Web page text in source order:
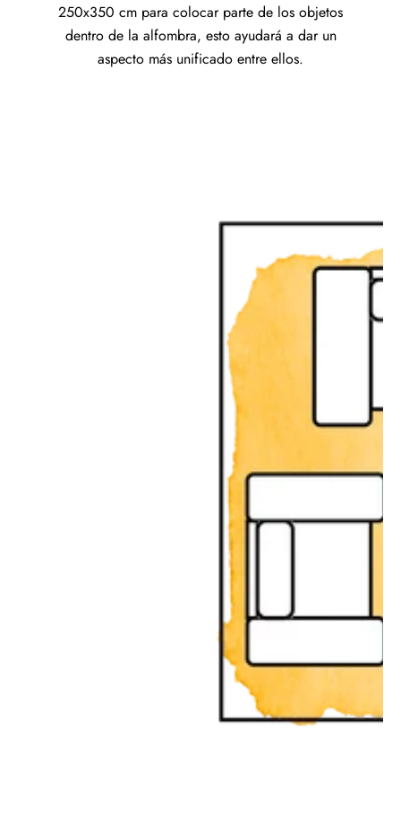
250x350 cm para colocar parte de los objetos
dentro de la alfombra, esto ayudará a dar un
aspecto más unificado entre ellos.